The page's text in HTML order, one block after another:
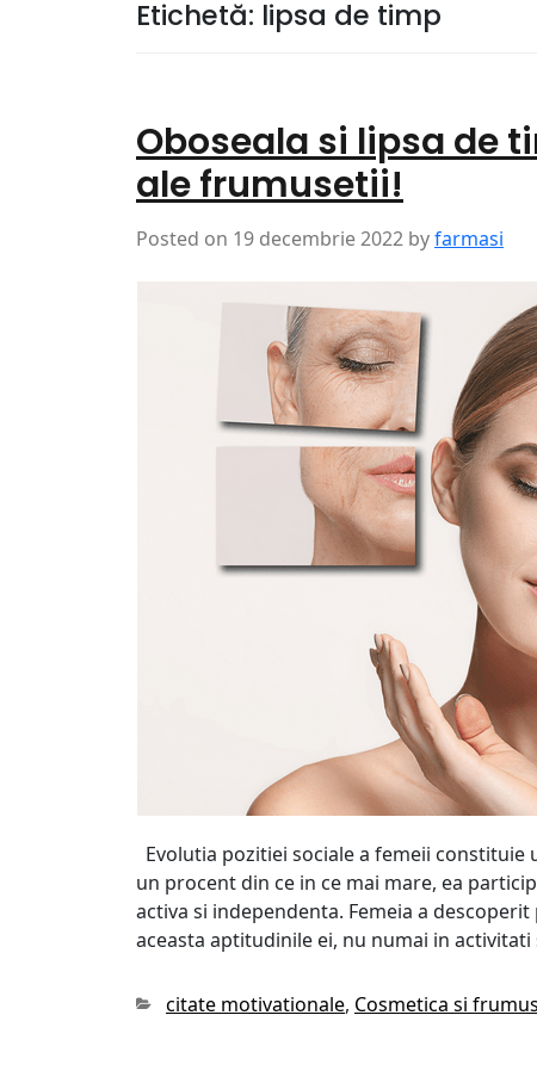
Etichetă: lipsa de timp
Oboseala si lipsa de
ale frumusetii!
Posted on 19 decembrie 2022 byfarmasi
Evolutia pozitiei sociale a femeii
un procent din ce in ce mai mare, ea
activa si independenta. Femeia a
aceasta aptitudinile ei, nu numai in
Categories
citate motivationale, Cosmetica si